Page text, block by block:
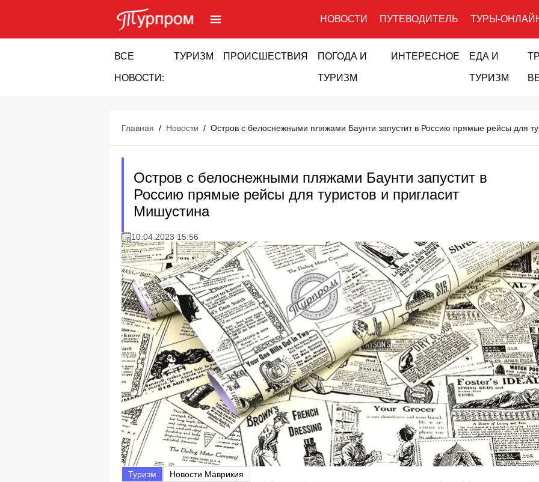
НОВОСТИ ПУТЕВОДИТЕЛЬ ТУРЫ-
ВСЕ
НОВОСТИ:
ТУРИЗМ ПРОИСШЕСТВИЯ ПОГОДА И
ТУРИЗМ
ИНТЕРЕСНОЕ ЕДА И
ТУРИЗМ
Главная / Новости / Остров с белоснежными пляжами Баунти запустит в Россию прямые рейсы для
Остров с белоснежными пляжами Баунти запустит в
Россию прямые рейсы для туристов и пригласит
Мишустина
10.04.2023 15:56
Туризм Новости Маврикия